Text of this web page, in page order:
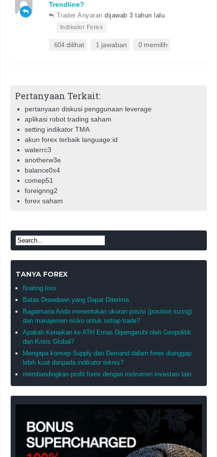
Trendline?
Trader Anyaran dijawab 3 tahun lalu
Indikator Forex
604 dilihat 1 jawaban 0 memilih
Pertanyaan Terkait:
pertanyaan diskusi penggunaan leverage
aplikasi robot trading saham
setting indikator TMA
akun forex terbaik language:id
waterrc3
anotherw3e
balance0x4
comep51
foreignng2
forex saham
TANYA FOREX
floating loss
Batas Drawdown yang Dapat Diterima
Bagaimana Anda menentukan ukuran posisi (position sizing)
dan manajemen risiko untuk setiap trade?
Apakah Kenaikan ke ATH Emas Dipengaruhi oleh Geopolitik
dan Krisis Global?
Mengapa konsep Supply dan Demand dalam forex dianggap
lebih kuat daripada indikator teknis?
membandingkan profit forex dengan instrumen investasi lain